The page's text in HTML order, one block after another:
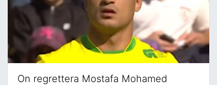
On regrettera Mostafa Mohamed